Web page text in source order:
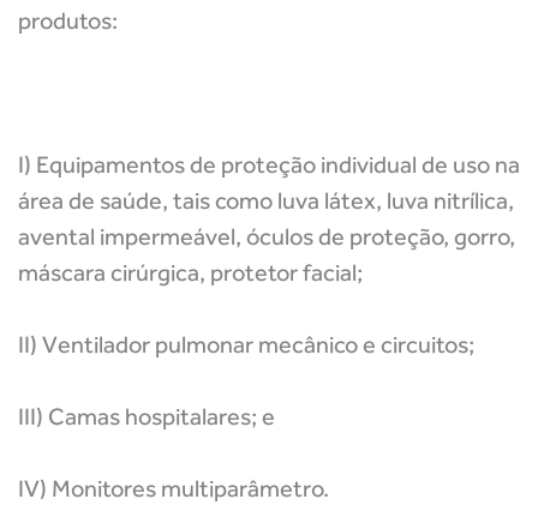
produtos:
I) Equipamentos de proteção individual de uso na
área de saúde, tais como luva látex, luva nitrílica,
avental impermeável, óculos de proteção, gorro,
máscara cirúrgica, protetor facial;
II) Ventilador pulmonar mecânico e circuitos;
III) Camas hospitalares; e
IV) Monitores multiparâmetro.